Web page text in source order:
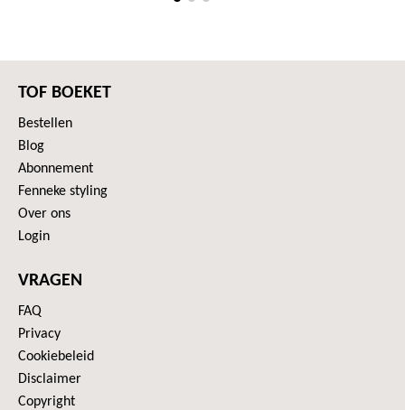
TOF BOEKET
Bestellen
Blog
Abonnement
Fenneke styling
Over ons
Login
VRAGEN
FAQ
Privacy
Cookiebeleid
Disclaimer
Copyright